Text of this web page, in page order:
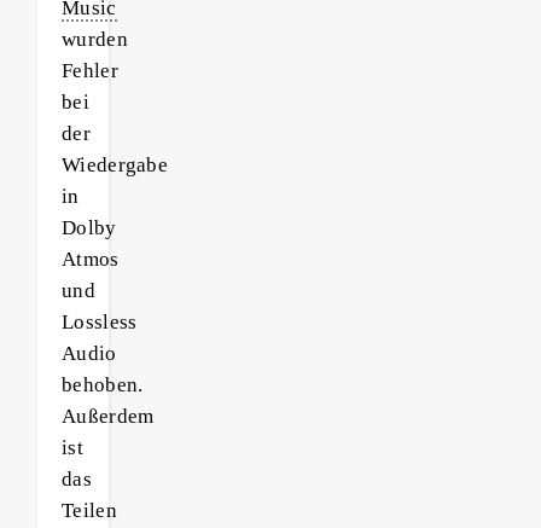
Music
wurden
Fehler
bei
der
Wiedergabe
in
Dolby
Atmos
und
Lossless
Audio
behoben.
Außerdem
ist
das
Teilen